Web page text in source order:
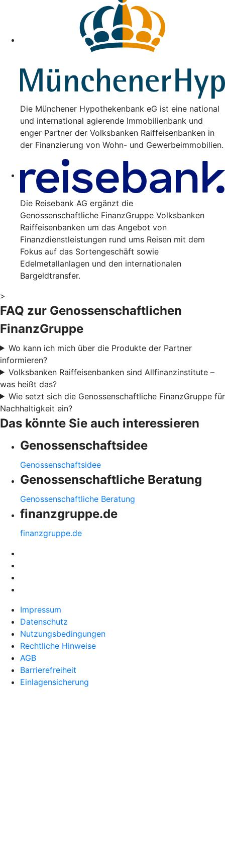
Die Münchener Hypothekenbank eG ist eine national
und international agierende Immobilienbank und
enger Partner der Volksbanken Raiffeisenbanken in
der Finanzierung von Wohn- und Gewerbeimmobilien.
Die Reisebank AG ergänzt die
Genossenschaftliche FinanzGruppe Volksbanken
Raiffeisenbanken um das Angebot von
Finanzdienstleistungen rund ums Reisen mit dem
Fokus auf das Sortengeschäft sowie
Edelmetallanlagen und den internationalen
Bargeldtransfer.
>
FAQ zur Genossenschaftlichen
FinanzGruppe
Wo kann ich mich über die Produkte der Partner
informieren?
Volksbanken Raiffeisenbanken sind Allfinanzinstitute –
was heißt das?
Wie setzt sich die Genossenschaftliche FinanzGruppe für
Nachhaltigkeit ein?
Das könnte Sie auch interessieren
Genossenschaftsidee
Genossenschaftsidee
Genossenschaftliche Beratung
Genossenschaftliche Beratung
finanzgruppe.de
finanzgruppe.de
Impressum
Datenschutz
Nutzungsbedingungen
Rechtliche Hinweise
AGB
Barrierefreiheit
Einlagensicherung